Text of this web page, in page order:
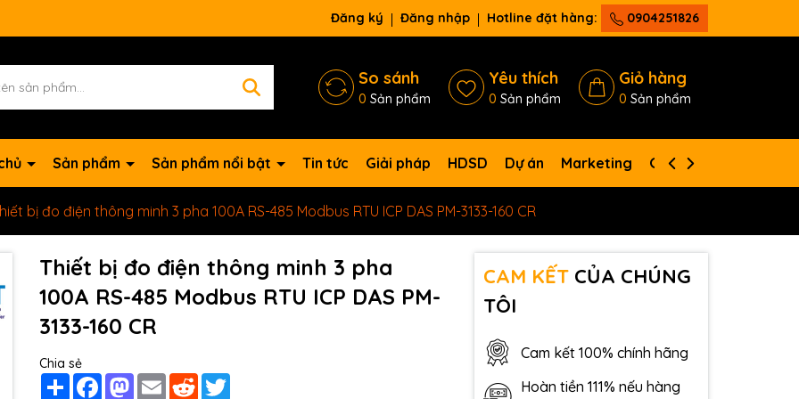
Đăng ký Đăng nhập Hotline đặt hàng: 0904251826
So sánh
0 Sản phẩm
Yêu thích
0 Sản phẩm
Giỏ hàng
0 Sản phẩm
Sản phẩm Sản phẩm nổi bật Tin tức Giải pháp HDSD Dự án Marketing Giới thiệu
bị đo điện thông minh 3 pha 100A RS-485 Modbus RTU ICP DAS PM-3133-160 CR
Thiết bị đo điện thông minh 3 pha
100A RS-485 Modbus RTU ICP DAS PM-
3133-160 CR
Chia sẻ
Share FacebookMastodon
Email Reddit
CAM KẾTCỦA CHÚNG
TÔI
Cam kết 100% chính hãng
Hoàn tiền 111% nếu hàng
Mã giảm giá: